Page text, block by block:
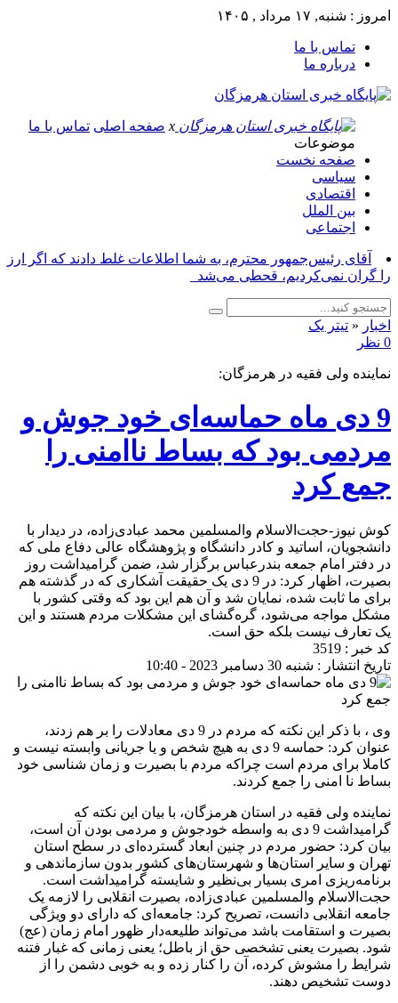
امروز : شنبه, ۱۷ مرداد , ۱۴۰۵
تماس با ما
درباره ما
x صفحه اصلی تماس با ما
موضوعات
صفحه نخست
سیاسی
اقتصادی
بین الملل
اجتماعی
آقای رئیس‌جمهور محترم، به شما اطلاعات غلط دادند که اگر ارز
را گران نمی‌کردیم، قحطی می‌شد_
اخبار « تیتر یک
0 نظر
نماینده ولی فقیه در هرمزگان:
9 دی ماه حماسه‌ای خود جوش و
مردمی بود که بساط ناامنی را
جمع کرد
کوش نیوز-حجت‌الاسلام والمسلمین محمد عبادی‌زاده، در دیدار با
دانشجویان، اساتید و کادر دانشگاه و پژوهشگاه عالی دفاع ملی که
در دفتر امام جمعه بندرعباس برگزار شد، ضمن گرامیداشت روز
بصیرت، اظهار کرد: در 9 دی یک حقیقت آشکاری که در گذشته هم
برای ما ثابت شده، نمایان شد و آن هم این بود که وقتی کشور با
مشکل مواجه می‌شود، گره‌گشای این مشکلات مردم هستند و این
یک تعارف نیست بلکه حق است.
کد خبر : 3519
تاریخ انتشار : شنبه 30 دسامبر 2023 - 10:40
وی ، با ذکر این نکته که مردم در 9 دی معادلات را بر هم زدند،
عنوان کرد: حماسه 9 دی به هیچ شخص و یا جریانی وابسته نیست و
کاملا برای مردم است چراکه مردم با بصیرت و زمان شناسی خود
بساط نا امنی را جمع کردند.
نماینده ولی فقیه در استان هرمزگان، با بیان این نکته که
گرامیداشت 9 دی به واسطه خودجوش و مردمی بودن آن است،
بیان کرد: حضور مردم در چنین ابعاد گسترده‌ای در سطح استان
تهران و سایر استان‌ها و شهرستان‌های کشور بدون سازماندهی و
برنامه‌ریزی امری بسیار بی‌نظیر و شایسته گرامیداشت است.
حجت‌الاسلام والمسلمین عبادی‌زاده، بصیرت انقلابی را لازمه یک
جامعه انقلابی دانست، تصریح کرد: جامعه‌ای که دارای دو ویژگی
بصیرت و استقامت باشد می‌تواند طلیعه‌دار ظهور امام زمان (عج)
شود. بصیرت یعنی تشخصی حق از باطل؛ یعنی زمانی که غبار فتنه
شرایط را مشوش کرده، آن را کنار زده و به خوبی دشمن را از
دوست تشخیص دهند.